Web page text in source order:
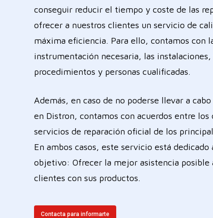
conseguir reducir el tiempo y coste de las
ofrecer a nuestros clientes un servicio de
máxima eficiencia. Para ello, contamos con
instrumentación necesaria, las instalaciones,
procedimientos y personas cualificadas.
Además, en caso de no poderse llevar a
en Distron, contamos con acuerdos entre los
servicios de reparación oficial de los
En ambos casos, este servicio está dedicado
objetivo: Ofrecer la mejor asistencia posible
clientes con sus productos.
Contacta para informarte